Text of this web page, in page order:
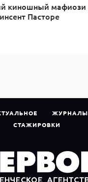
киношный мафиози
Пасторе
ЖУРНАЛЫ
СТАЖИРОВКИ